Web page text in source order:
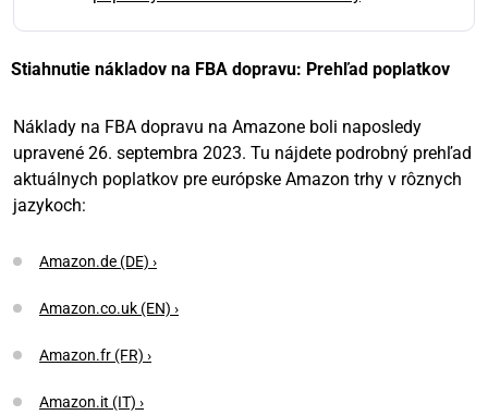
Stiahnutie nákladov na FBA dopravu: Prehľad poplatkov
Náklady na FBA dopravu na Amazone boli naposledy
upravené 26. septembra 2023. Tu nájdete podrobný prehľad
aktuálnych poplatkov pre európske Amazon trhy v rôznych
jazykoch:
Amazon.de (DE) ›
Amazon.co.uk (EN) ›
Amazon.fr (FR) ›
Amazon.it (IT) ›